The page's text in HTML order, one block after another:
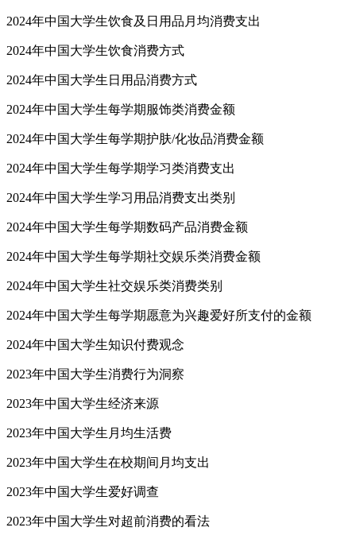
2024年中国大学生饮食及日用品月均消费支出
2024年中国大学生饮食消费方式
2024年中国大学生日用品消费方式
2024年中国大学生每学期服饰类消费金额
2024年中国大学生每学期护肤/化妆品消费金额
2024年中国大学生每学期学习类消费支出
2024年中国大学生学习用品消费支出类别
2024年中国大学生每学期数码产品消费金额
2024年中国大学生每学期社交娱乐类消费金额
2024年中国大学生社交娱乐类消费类别
2024年中国大学生每学期愿意为兴趣爱好所支付的金额
2024年中国大学生知识付费观念
2023年中国大学生消费行为洞察
2023年中国大学生经济来源
2023年中国大学生月均生活费
2023年中国大学生在校期间月均支出
2023年中国大学生爱好调查
2023年中国大学生对超前消费的看法